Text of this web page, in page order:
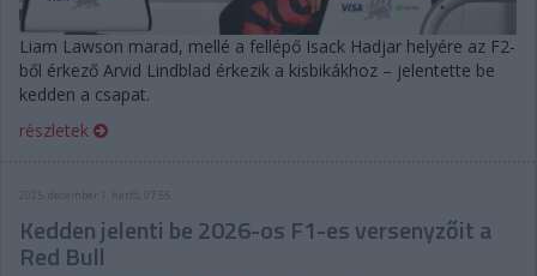
Liam Lawson marad, mellé a fellépő Isack Hadjar helyére az F2-
ből érkező Arvid Lindblad érkezik a kisbikákhoz – jelentette be
kedden a csapat.
részletek
2025. december 1. hétfő, 07:55
Kedden jelenti be 2026-os F1-es versenyzőit a
Red Bull